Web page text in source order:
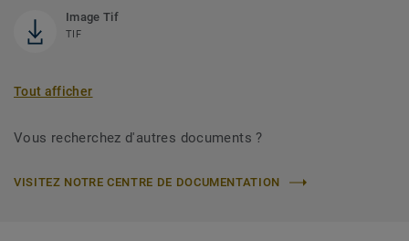
Image Tif
TIF
Tout afficher
Vous recherchez d'autres documents ?
VISITEZ NOTRE CENTRE DE DOCUMENTATION